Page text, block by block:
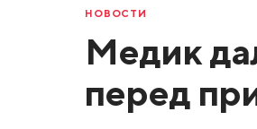
НОВОСТИ
Медик
перед